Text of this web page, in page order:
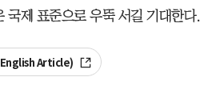
국제 표준으로 우뚝 서길 기대한다.
English Article)